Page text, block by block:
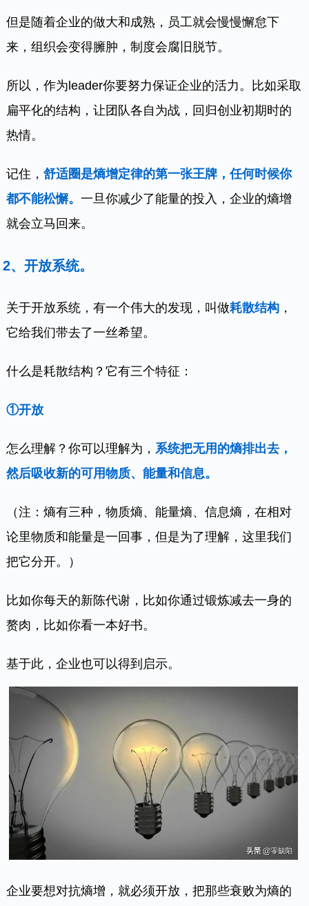
但是随着企业的做大和成熟，员工就会慢慢懈怠下
来，组织会变得臃肿，制度会腐旧脱节。
所以，作为leader你要努力保证企业的活力。比如采取
扁平化的结构，让团队各自为战，回归创业初期时的
热情。
记住，舒适圈是熵增定律的第一张王牌，任何时候你
都不能松懈。一旦你减少了能量的投入，企业的熵增
就会立马回来。
2、开放系统。
关于开放系统，有一个伟大的发现，叫做耗散结构 ，
它给我们带去了一丝希望。
什么是耗散结构？它有三个特征：
①开放
怎么理解？你可以理解为， 系统把无用的熵排出去，
然后吸收新的可用物质、能量和信息。
（注：熵有三种，物质熵、能量熵、信息熵，在相对
论里物质和能量是一回事，但是为了理解，这里我们
把它分开。）
比如你每天的新陈代谢，比如你通过锻炼减去一身的
赘肉，比如你看一本好书。
基于此，企业也可以得到启示。
企业要想对抗熵增，就必须开放，把那些衰败为熵的